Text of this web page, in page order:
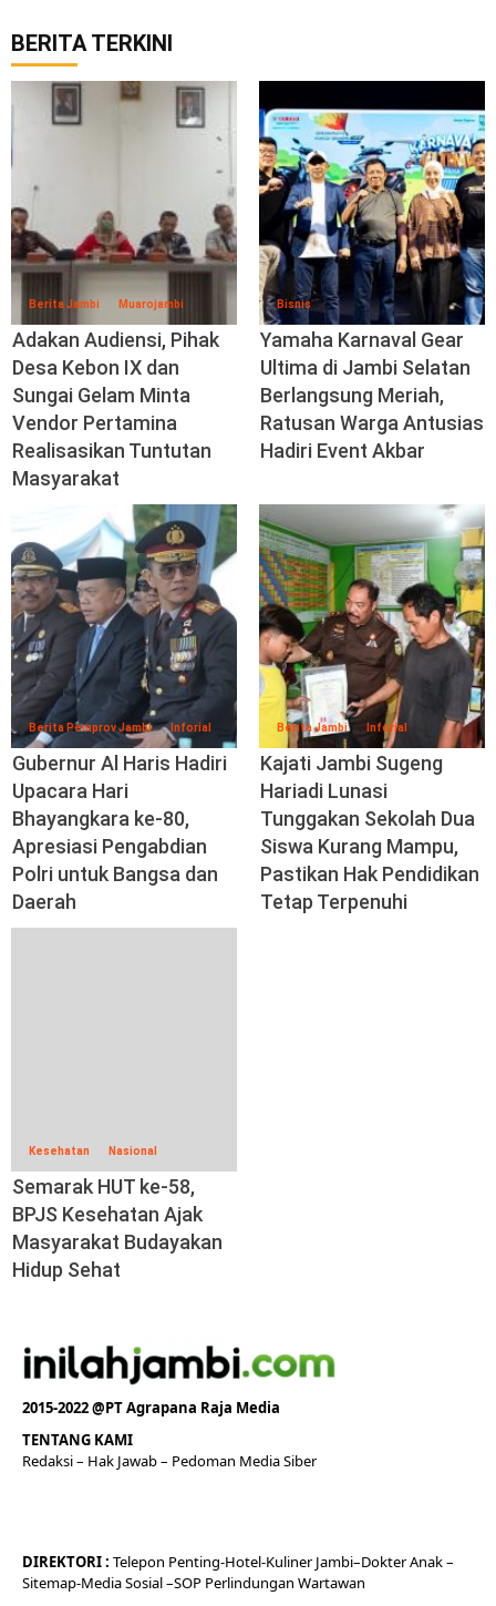
BERITA TERKINI
Berita Jambi Muarojambi
Adakan Audiensi, Pihak
Desa Kebon IX dan
Sungai Gelam Minta
Vendor Pertamina
Realisasikan Tuntutan
Masyarakat
Bisnis
Yamaha Karnaval Gear
Ultima di Jambi Selatan
Berlangsung Meriah,
Ratusan Warga Antusias
Hadiri Event Akbar
Berita Pemprov Jambi Inforial
Gubernur Al Haris Hadiri
Upacara Hari
Bhayangkara ke-80,
Apresiasi Pengabdian
Polri untuk Bangsa dan
Daerah
Berita Jambi Inforial
Kajati Jambi Sugeng
Hariadi Lunasi
Tunggakan Sekolah Dua
Siswa Kurang Mampu,
Pastikan Hak Pendidikan
Tetap Terpenuhi
Kesehatan Nasional
Semarak HUT ke-58,
BPJS Kesehatan Ajak
Masyarakat Budayakan
Hidup Sehat
2015-2022 @PT Agrapana Raja Media
TENTANG KAMI
Redaksi– Hak Jawab – Pedoman Media Siber
DIREKTORI: Telepon Penting-Hotel-KulinerJambi–DokterAnak –
Sitemap-Media Sosial –SOP Perlindungan Wartawan